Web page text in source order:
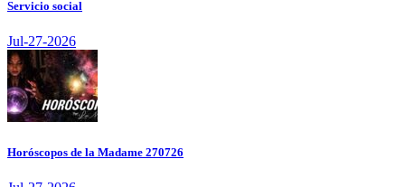
Servicio social
Jul-27-2026
Horóscopos de la Madame 270726